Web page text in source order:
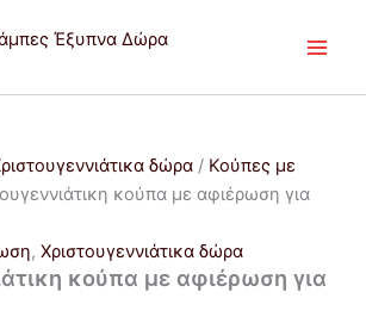
δώρα / Κούπες με
κούπα με αφιέρωση για
, Χριστουγεννιάτικα δώρα
κούπα με αφιέρωση για
range:
through
το
έχει
παραλλαγές.
μπορούν
να
range:
through
το
έχει
παραλλαγές.
μπορούν
να